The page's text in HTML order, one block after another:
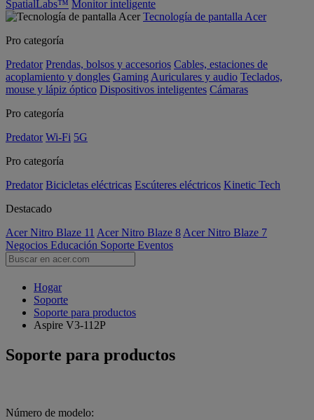
SpatialLabs™ Monitor inteligente
Tecnología de pantalla Acer
Pro categoría
Predator Prendas, bolsos y accesorios Cables, estaciones de
acoplamiento y dongles Gaming Auriculares y audio Teclados,
mouse y lápiz óptico Dispositivos inteligentes Cámaras
Pro categoría
Predator Wi-Fi 5G
Pro categoría
Predator Bicicletas eléctricas Escúteres eléctricos Kinetic Tech
Destacado
Acer Nitro Blaze 11 Acer Nitro Blaze 8 Acer Nitro Blaze 7
Negocios Educación Soporte Eventos
Hogar
Soporte
Soporte para productos
Aspire V3-112P
Soporte para productos
Número de modelo: